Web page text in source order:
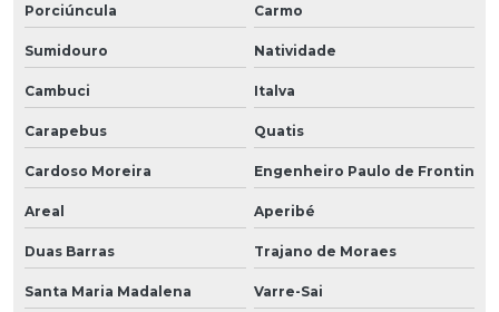
Porciúncula Carmo
Sumidouro Natividade
Cambuci Italva
Carapebus Quatis
Cardoso Moreira Engenheiro Paulo de Frontin
Areal Aperibé
Duas Barras Trajano de Moraes
Santa Maria Madalena Varre-Sai